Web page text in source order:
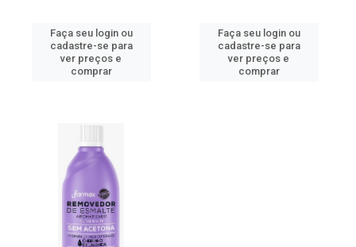
Faça seu login ou
cadastre-se para
ver preços e
comprar
Faça seu login ou
cadastre-se para
ver preços e
comprar